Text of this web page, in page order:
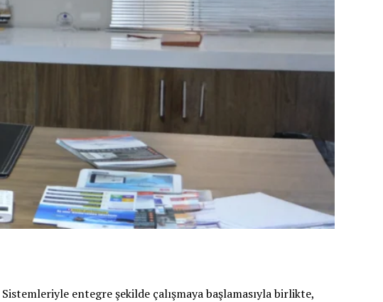
entegre şekilde çalışmaya başlamasıyla birlikte,